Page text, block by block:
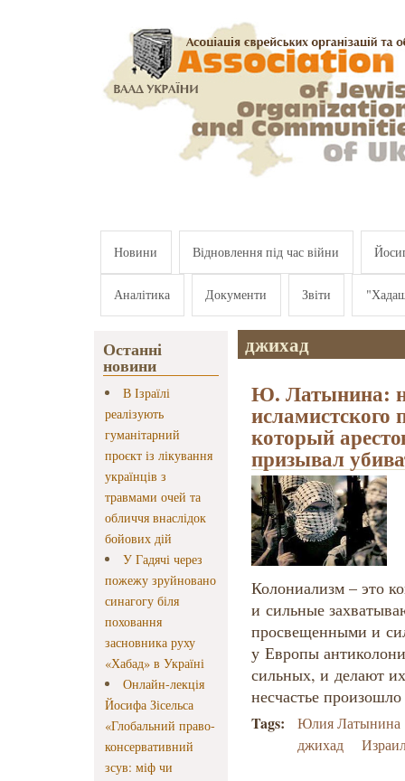
Новини Відновлення під час війни
Аналітика Документи Звіти
Останні
новини
В Ізраїлі
реалізують
гуманітарний
проєкт із лікування
українців з
травмами очей та
обличчя внаслідок
бойових дій
У Гадячі через
пожежу зруйновано
синагогу біля
поховання
засновника руху
«Хабад» в Україні
Онлайн-лекція
Йосифа Зісельса
«Глобальний право-
консервативний
зсув: міф чи
джихад
Ю. Латынина:
исламистского
который
призывал
Колониализм – это
и сильные
просвещенными и
у Европы
сильных, и делают
несчастье
Tags:
Юлия Латынина
джихад